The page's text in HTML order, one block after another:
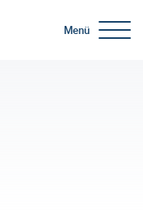
Menü